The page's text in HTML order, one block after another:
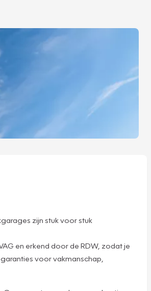
zijn stuk voor stuk
en erkend door de RDW, zodat je
voor vakmanschap,